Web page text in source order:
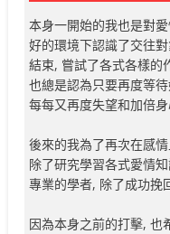
本身一開始的我也是對
好的環境下認識了交往
結束, 嘗試了各式各樣的
也總是認為只要再度等
每每又再度失望和加倍
後來的我為了再次在感
除了研究學習各式愛情
專業的學者, 除了成功挽
因為本身之前的打擊, 也